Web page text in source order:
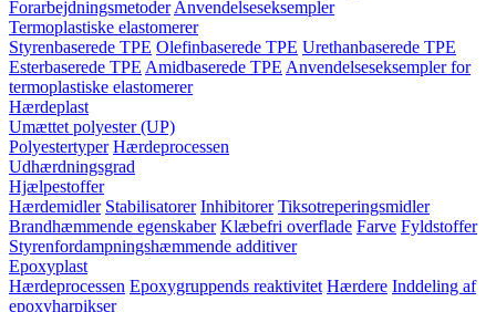
Forarbejdningsmetoder Anvendelseseksempler
Termoplastiske elastomerer
Styrenbaserede TPE Olefinbaserede TPE Urethanbaserede TPE
Esterbaserede TPE Amidbaserede TPE Anvendelseseksempler for
termoplastiske elastomerer
Hærdeplast
Umættet polyester (UP)
Polyestertyper Hærdeprocessen
Udhærdningsgrad
Hjælpestoffer
Hærdemidler Stabilisatorer Inhibitorer Tiksotreperingsmidler
Brandhæmmende egenskaber Klæbefri overflade Farve Fyldstoffer
Styrenfordampningshæmmende additiver
Epoxyplast
Hærdeprocessen Epoxygruppends reaktivitet Hærdere Inddeling af
epoxyharpikser